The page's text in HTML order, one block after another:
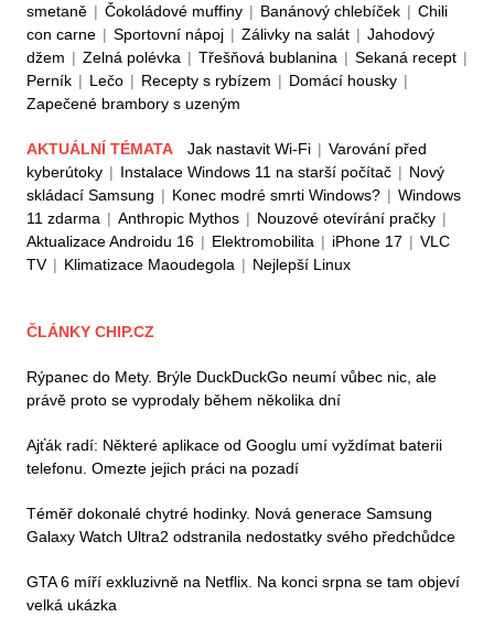
smetaně | Čokoládové muffiny | Banánový chlebíček | Chili
con carne | Sportovní nápoj | Zálivky na salát | Jahodový
džem | Zelná polévka | Třešňová bublanina | Sekaná recept |
Perník | Lečo | Recepty s rybízem | Domácí housky |
Zapečené brambory s uzeným
AKTUÁLNÍ TÉMATA Jak nastavit Wi-Fi | Varování před
kyberútoky | Instalace Windows 11 na starší počítač | Nový
skládací Samsung | Konec modré smrti Windows? | Windows
11 zdarma | Anthropic Mythos | Nouzové otevírání pračky |
Aktualizace Androidu 16 | Elektromobilita | iPhone 17 | VLC
TV | Klimatizace Maoudegola | Nejlepší Linux
ČLÁNKY CHIP.CZ
Rýpanec do Mety. Brýle DuckDuckGo neumí vůbec nic, ale
právě proto se vyprodaly během několika dní
Ajťák radí: Některé aplikace od Googlu umí vyždímat baterii
telefonu. Omezte jejich práci na pozadí
Téměř dokonalé chytré hodinky. Nová generace Samsung
Galaxy Watch Ultra2 odstranila nedostatky svého předchůdce
GTA 6 míří exkluzivně na Netflix. Na konci srpna se tam objeví
velká ukázka